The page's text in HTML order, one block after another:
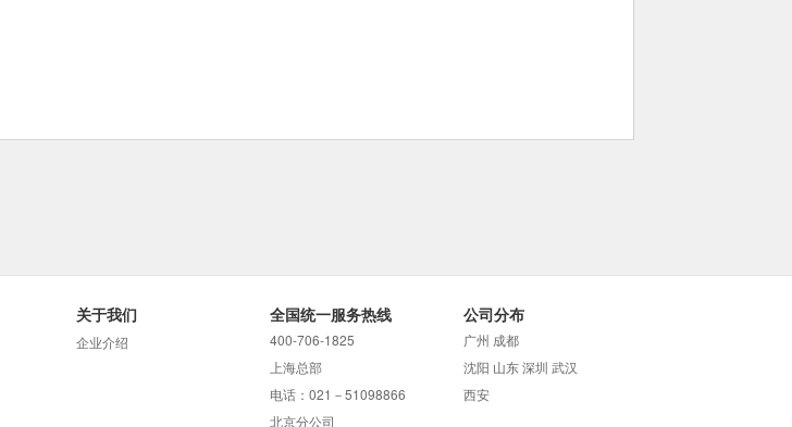
关于我们
企业介绍
全国统一服务热线
400-706-1825
上海总部
电话：021－51098866
北京分公司
公司分布
广州 成都
沈阳 山东 深圳 武汉
西安